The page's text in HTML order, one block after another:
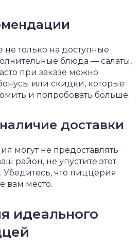
только на доступные
блюда — салаты,
при заказе можно
или скидки, которые
и попробовать больше.
доставки
могут не предоставлять
район, не упустите этот
что пиццерия
вам место.
идеального